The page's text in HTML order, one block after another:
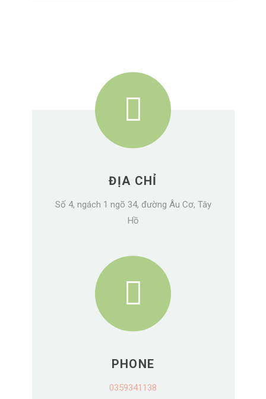
ĐỊA CHỈ
Số 4, ngách 1 ngõ 34, đường Âu Cơ, Tây
Hồ
PHONE
0359341138